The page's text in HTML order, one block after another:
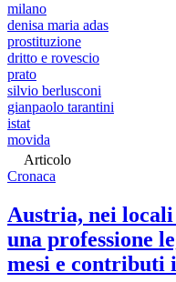
milano
denisa maria adas
prostituzione
dritto e rovescio
prato
silvio berlusconi
gianpaolo tarantini
istat
movida
Articolo
Cronaca
Austria, nei locali
una professione
mesi e contributi